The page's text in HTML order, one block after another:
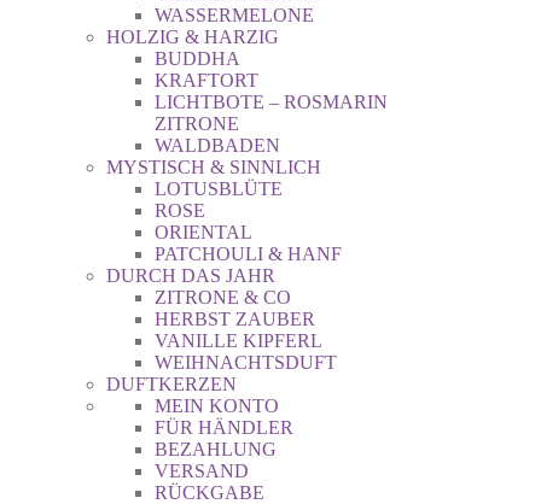
WASSERMELONE
HOLZIG & HARZIG
BUDDHA
KRAFTORT
LICHTBOTE – ROSMARIN
ZITRONE
WALDBADEN
MYSTISCH & SINNLICH
LOTUSBLÜTE
ROSE
ORIENTAL
PATCHOULI & HANF
DURCH DAS JAHR
ZITRONE & CO
HERBST ZAUBER
VANILLE KIPFERL
WEIHNACHTSDUFT
DUFTKERZEN
MEIN KONTO
FÜR HÄNDLER
BEZAHLUNG
VERSAND
RÜCKGABE